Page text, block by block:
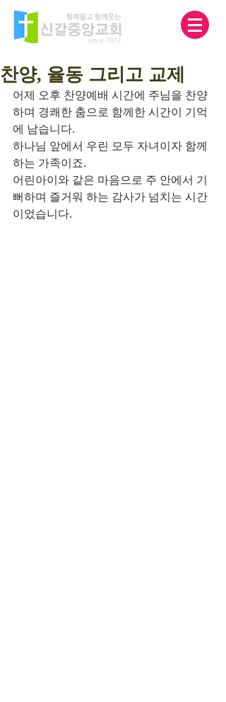
찬양, 율동 그리고 교제
어제 오후 찬양예배 시간에 주님을 찬양
하며 경쾌한 춤으로 함께한 시간이 기억
에 남습니다.
하나님 앞에서 우린 모두 자녀이자 함께
하는 가족이죠.
어린아이와 같은 마음으로 주 안에서 기
뻐하며 즐거워 하는 감사가 넘치는 시간
이었습니다.